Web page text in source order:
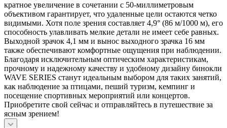
кратное увеличение в сочетании с 50-миллиметровым
объективом гарантирует, что удаленные цели остаются четко
видимыми. Хотя поле зрения составляет 4,9° (86 м/1000 м), его
способность улавливать мелкие детали не имеет себе равных.
Выходной зрачок 4,1 мм и вынос выходного зрачка 16 мм
также обеспечивают комфортные ощущения при наблюдении.
Благодаря исключительным оптическим характеристикам,
прочному и надежному качеству и удобному дизайну бинокли
WAVE SERIES станут идеальным выбором для таких занятий,
как наблюдение за птицами, пеший туризм, кемпинг и
посещение спортивных мероприятий или концертов.
Приобретите свой сейчас и отправляйтесь в путешествие за
ясным зрением!